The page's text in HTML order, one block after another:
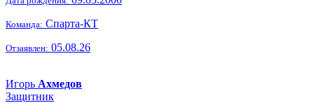
Команда: Спарта-КТ
Отзаявлен: 05.08.26
Игорь Ахмедов
Защитник